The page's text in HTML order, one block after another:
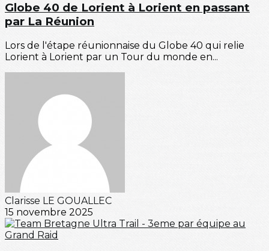
Globe 40 de Lorient à Lorient en passant
par La Réunion
Lors de l'étape réunionnaise du Globe 40 qui relie
Lorient à Lorient par un Tour du monde en...
Clarisse LE GOUALLEC
15 novembre 2025